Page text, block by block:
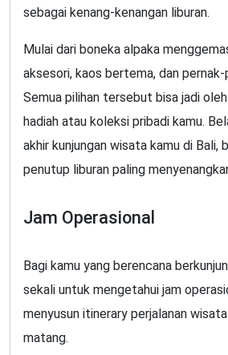
sebagai kenang-kenangan liburan.
Mulai dari boneka alpaka
aksesori, kaos bertema, dan pernak-
Semua pilihan tersebut bisa jadi
hadiah atau koleksi pribadi kamu.
akhir kunjungan wisata kamu di Bali,
penutup liburan paling
Jam Operasional
Bagi kamu yang berencana
sekali untuk mengetahui jam
menyusun itinerary perjalanan
matang.